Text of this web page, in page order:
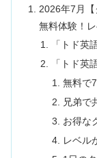
2026年7月
無料体験！
「トド英
「トド英
無料で
兄弟で
お得な
レベル